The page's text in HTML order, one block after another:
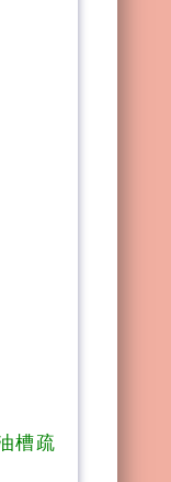
槽疏